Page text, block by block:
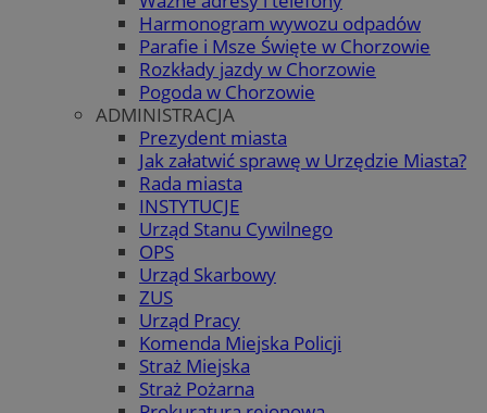
Harmonogram wywozu odpadów
Parafie i Msze Święte w Chorzowie
Rozkłady jazdy w Chorzowie
Pogoda w Chorzowie
ADMINISTRACJA
Prezydent miasta
Jak załatwić sprawę w Urzędzie Miasta?
Rada miasta
INSTYTUCJE
Urząd Stanu Cywilnego
OPS
Urząd Skarbowy
ZUS
Urząd Pracy
Komenda Miejska Policji
Straż Miejska
Straż Pożarna